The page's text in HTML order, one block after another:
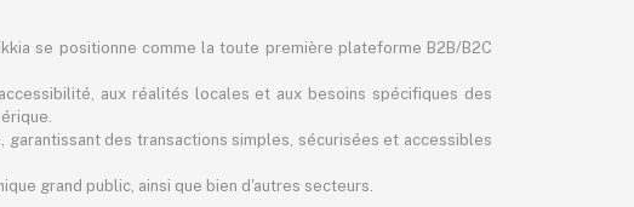
se positionne comme la toute première plateforme B2B/B2C
aux réalités locales et aux besoins spécifiques des
des transactions simples, sécurisées et accessibles
grand public, ainsi que bien d'autres secteurs.